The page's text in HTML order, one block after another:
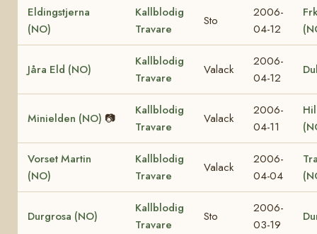
Eldingstjerna
(NO)
Kallblodig
Travare
Sto
2006-
04-12
Jåra Eld (NO)
Kallblodig
Travare
Valack
2006-
04-12
Minielden (NO) 📷
Kallblodig
Travare
Valack
2006-
04-11
Vorset Martin
(NO)
Kallblodig
Travare
Valack
2006-
04-04
Durgrosa (NO)
Kallblodig
Travare
Sto
2006-
03-19